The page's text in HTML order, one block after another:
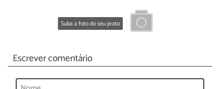
Suba a foto do seu prato
Escrever comentário